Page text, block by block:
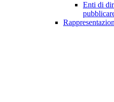
Enti di